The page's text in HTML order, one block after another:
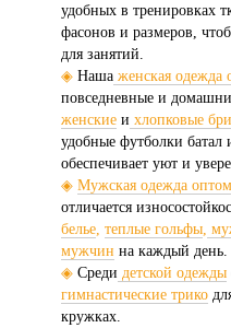
удобных в тренировках
фасонов и размеров,
для занятий.
◈ Наша женская одежда
повседневные и
женские и хлопковые
удобные футболки батал
обеспечивает уют и
◈ Мужская одежда
отличается
белье теплые гольфы
мужчин на каждый день.
◈ Среди детской одежды
гимнастические трико
кружках.